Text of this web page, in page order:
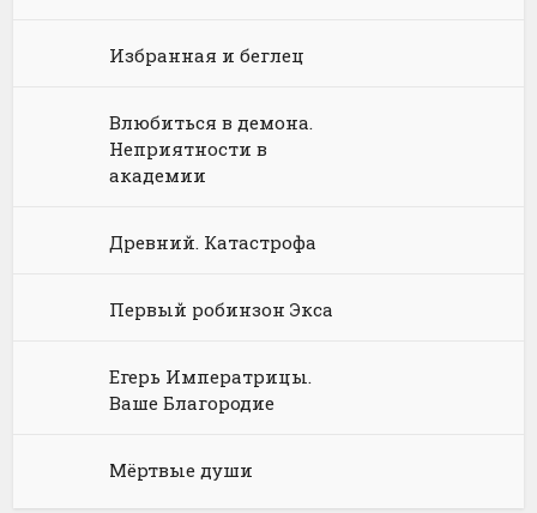
Языкознание
Социальная фантастика
Юмористическая фантастика
Ужасы и Мистика
Фэнтези про драконов
Юмористическое фэнтези
Избранная и беглец
Влюбиться в демона.
Неприятности в
академии
Древний. Катастрофа
Первый робинзон Экса
Егерь Императрицы.
Ваше Благородие
Мёртвые души